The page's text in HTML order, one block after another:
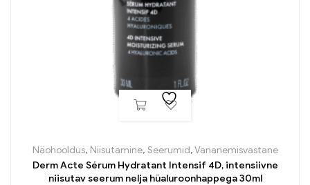
Näohooldus, Niisutamine, Seerumid,Vananemisvastane
Derm Acte Sérum Hydratant Intensif 4D, intensiivne
niisutav seerum nelja hüaluroonhappega 30ml